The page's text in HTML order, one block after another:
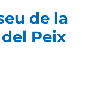
de la
Peix